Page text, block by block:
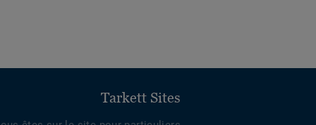
Tarkett Sites